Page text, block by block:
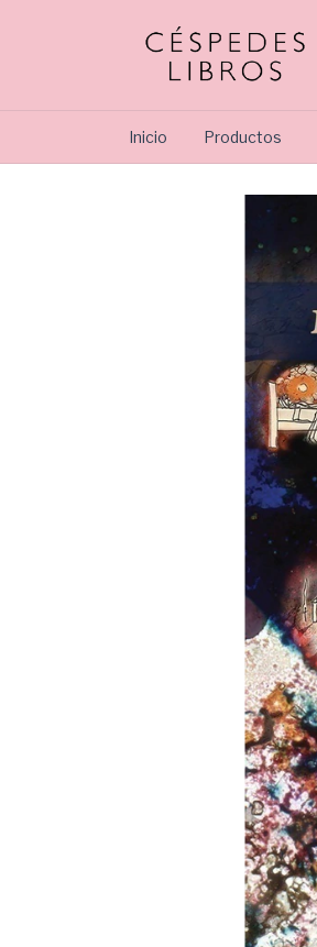
Inicio Productos